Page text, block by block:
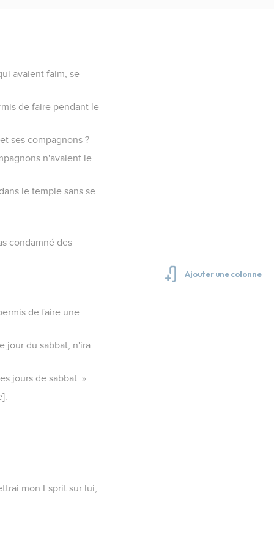
avaient faim, se
de faire pendant le
ses compagnons ?
n'avaient le
le temple sans se
condamné des
de faire une
jour du sabbat, n'ira
jours de sabbat. »
mon Esprit sur lui,